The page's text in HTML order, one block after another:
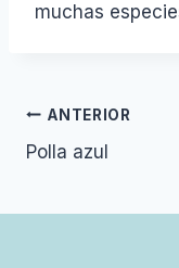
muchas
de
entradas
ANTERIOR
Polla azul